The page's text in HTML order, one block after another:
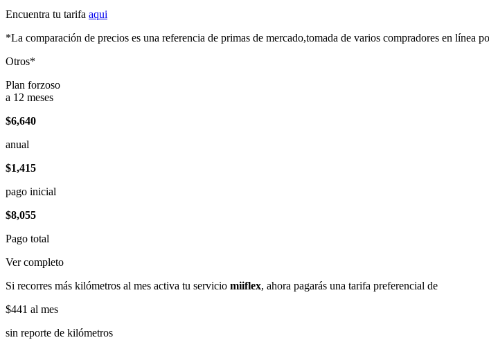
Encuentra tu tarifa aqui
*La comparación de precios es una referencia de primas de mercado,tomada de varios compradores en línea
Otros*
Plan forzoso
a 12 meses
$6,640
anual
$1,415
pago inicial
$8,055
Pago total
Ver completo
Si recorres más kilómetros al mes activa tu servicio miiflex, ahora pagarás una tarifa preferencial de
$441 al mes
sin reporte de kilómetros